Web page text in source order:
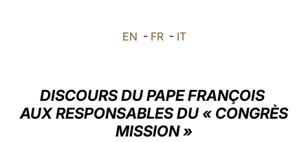
العربيّة
EN - FR- IT
DISCOURS DU PAPE FRANÇOIS
AUX RESPONSABLES DU « CONGRÈS
MISSION »